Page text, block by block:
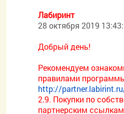
Лабиринт
28 октября 2019
Добрый день!
Рекомендуем
правилами
http://
2.9. Покупки по
партнерским ссылкам